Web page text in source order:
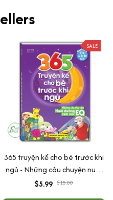
SALE
365 truyện kể cho bé trước khi
ngủ - Những câu chuyện nuôi
dưỡng cảm xúc EQ (2-12 tuổi)
$5.99 $15.00